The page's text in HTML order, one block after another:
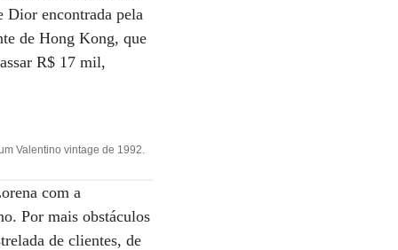
Dior encontrada pela
de Hong Kong, que
R$ 17 mil,
Valentino vintage de 1992.
com a
Por mais obstáculos
de clientes, de